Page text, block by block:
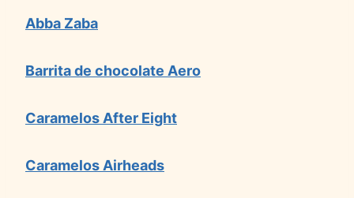
Abba Zaba
Barrita de chocolate Aero
Caramelos After Eight
Caramelos Airheads